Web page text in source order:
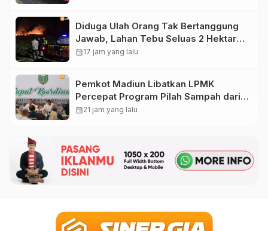
Diduga Ulah Orang Tak Bertanggung
Jawab, Lahan Tebu Seluas 2 Hektare
di Plunturan Ponorogo Terbakar
calendar_month17 jam yang lalu
Pemkot Madiun Libatkan LPMK
Percepat Program Pilah Sampah dari
Rumah, TPA Winongo Butuh
calendar_month21 jam yang lalu